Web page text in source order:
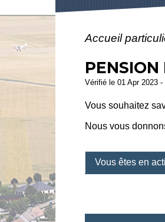
Accueil
Vérifié le 01 Apr 2023
Vous souhaitez
Nous vous
Vous êtes en